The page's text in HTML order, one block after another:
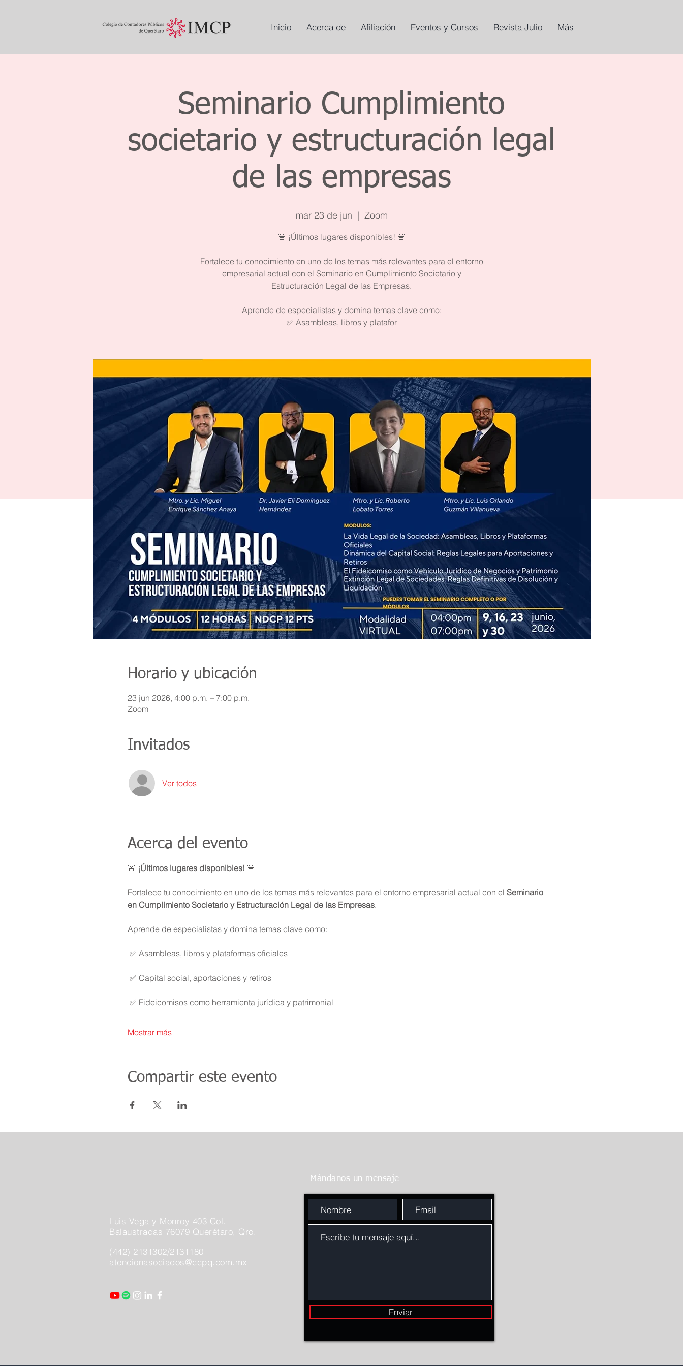
Inicio Acerca de Afiliación Eventos y Cursos Revista Julio Más
Seminario Cumplimiento
societario y estructuración legal
de las empresas
mar 23 de jun
  |
Zoom
🚨 ¡Últimos lugares disponibles! 🚨
Fortalece tu conocimiento en uno de los temas más relevantes para el entorno
empresarial actual con el Seminario en Cumplimiento Societario y
Estructuración Legal de las Empresas.
Aprende de especialistas y domina temas clave como:
✅ Asambleas, libros y platafor
Horario y ubicación
23 jun 2026, 4:00 p.m. – 7:00 p.m.
Zoom
Invitados
Ver todos
Acerca del evento
🚨 ¡Últimos lugares disponibles! 🚨
Fortalece tu conocimiento en uno de los temas más relevantes para el entorno empresarial actual con el Seminario
en Cumplimiento Societario y Estructuración Legal de las Empresas.
Aprende de especialistas y domina temas clave como:
✅ Asambleas, libros y plataformas oficiales
✅ Capital social, aportaciones y retiros
✅ Fideicomisos como herramienta jurídica y patrimonial
Mostrar más
Compartir este evento
Mándanos un mensaje
Luis Vega y Monroy 403 Col.
Balaustradas 76079 Querétaro, Qro.
(442) 2131302/2131180
atencionasociados@ccpq.com.mx
Enviar